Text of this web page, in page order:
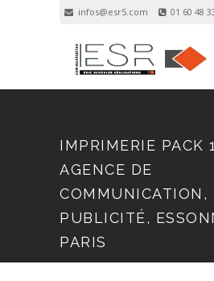
infos@esr5.com 01 60 48
IMPRIMERIE PACK
AGENCE DE
COMMUNICATION,
PUBLICITÉ,
PARIS